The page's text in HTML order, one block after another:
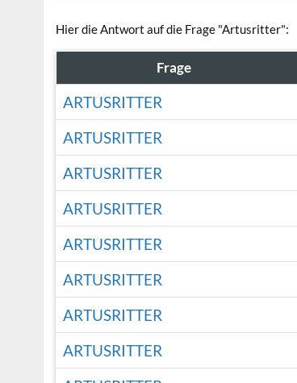
Hier die Antwort auf die Frage "Artusritter":
Frage
ARTUSRITTER
ARTUSRITTER
ARTUSRITTER
ARTUSRITTER
ARTUSRITTER
ARTUSRITTER
ARTUSRITTER
ARTUSRITTER